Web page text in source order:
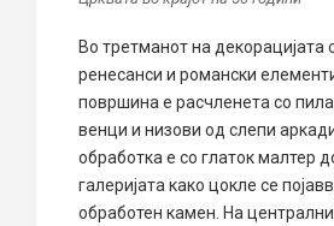
Во третманот на декорацијата
ренесанси и романски
површина е расчленета со
венци и низови од слепи
обработка е со глаток малтер
галеријата како цокле се
обработен камен. На